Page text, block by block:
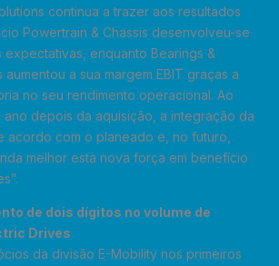
continua a trazer aos resultados
Powertrain & Chassis desenvolveu-se
enquanto Bearings &
aumentou a sua margem EBIT graças a
no seu rendimento operacional. Ao
ano depois da aquisição, a integração da
acordo com o planeado e, no futuro,
melhor esta nova força em benefício
de dois dígitos no volume de
Drives
da divisão E-Mobility nos primeiros